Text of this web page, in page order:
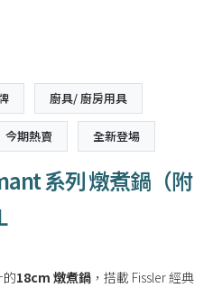
廚具/ 廚房用具
今期熱賣 全新登場
系列 燉煮鍋（附
18cm 燉煮鍋 ，搭載 Fissler 經典